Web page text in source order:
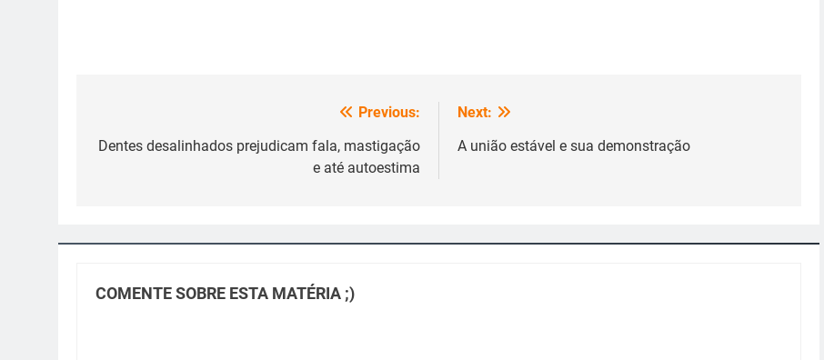
de
Previous:
Dentes desalinhados prejudicam fala, mastigação
e até autoestima
Next:
A união estável e sua demonstração
COMENTE SOBRE ESTA MATÉRIA ;)